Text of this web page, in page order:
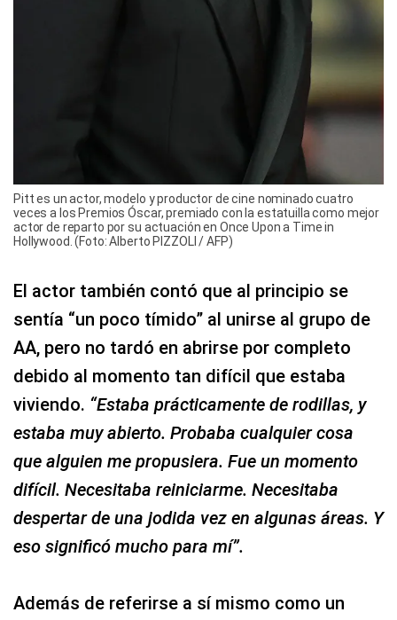
Pitt es un actor, modelo y productor de cine nominado cuatro
veces a los Premios Óscar, premiado con la estatuilla como mejor
actor de reparto por su actuación en Once Upon a Time in
Hollywood​. (Foto: Alberto PIZZOLI / AFP)
El actor también contó que al principio se
sentía “un poco tímido” al unirse al grupo de
AA, pero no tardó en abrirse por completo
debido al momento tan difícil que estaba
viviendo. “Estaba prácticamente de rodillas, y
estaba muy abierto. Probaba cualquier cosa
que alguien me propusiera. Fue un momento
difícil. Necesitaba reiniciarme. Necesitaba
despertar de una jodida vez en algunas áreas. Y
eso significó mucho para mí”.
Además de referirse a sí mismo como un